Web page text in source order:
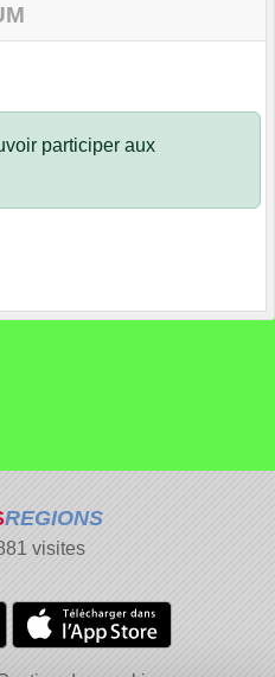
participer aux
REGIONS
visites